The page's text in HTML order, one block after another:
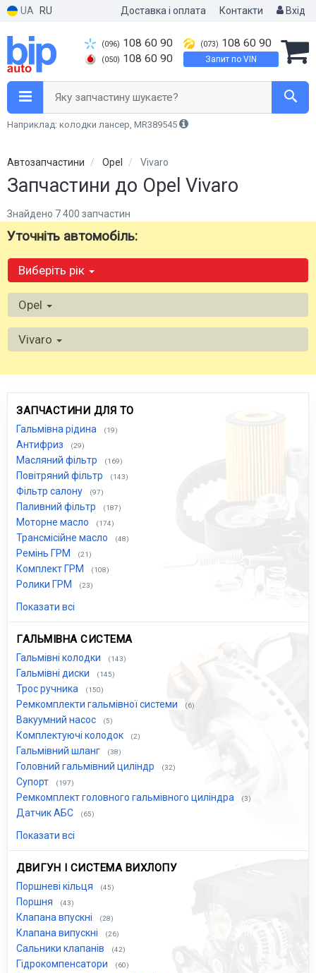
UA RU Доставка і оплата Контакти Вхід
(096) 108 60 90
(050) 108 60 90
(073) 108 60 90
Запит по VIN
Яку запчастину шукаєте?
Наприклад: колодки лансер, MR389545
Автозапчастини Opel Vivaro
Запчастини до Opel Vivaro
Знайдено 7 400 запчастин
Уточніть автомобіль:
Виберіть рік
Opel
Vivaro
ЗАПЧАСТИНИ ДЛЯ ТО
Гальмівна рідина (19)
Антифриз (29)
Масляний фільтр (169)
Повітряний фільтр (143)
Фільтр салону (97)
Паливний фільтр (187)
Моторне масло (174)
Трансмісійне масло (48)
Ремінь ГРМ (21)
Комплект ГРМ (108)
Ролики ГРМ (23)
Показати всі
ГАЛЬМІВНА СИСТЕМА
Гальмівні колодки (143)
Гальмівні диски (145)
Трос ручника (150)
Ремкомплекти гальмівної системи (6)
Вакуумний насос (5)
Комплектуючі колодок (2)
Гальмівний шланг (38)
Головний гальмівний циліндр (32)
Супорт (197)
Ремкомплект головного гальмівного циліндра (3)
Датчик АБС (65)
Показати всі
ДВИГУН І СИСТЕМА ВИХЛОПУ
Поршневі кільця (45)
Поршня (43)
Клапана впускні (28)
Клапана випускні (26)
Сальники клапанів (42)
Гідрокомпенсатори (60)